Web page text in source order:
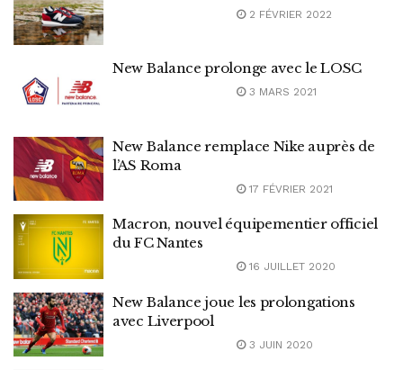
2 FÉVRIER 2022
New Balance prolonge avec le LOSC
3 MARS 2021
New Balance remplace Nike auprès de
l’AS Roma
17 FÉVRIER 2021
Macron, nouvel équipementier officiel
du FC Nantes
16 JUILLET 2020
New Balance joue les prolongations
avec Liverpool
3 JUIN 2020